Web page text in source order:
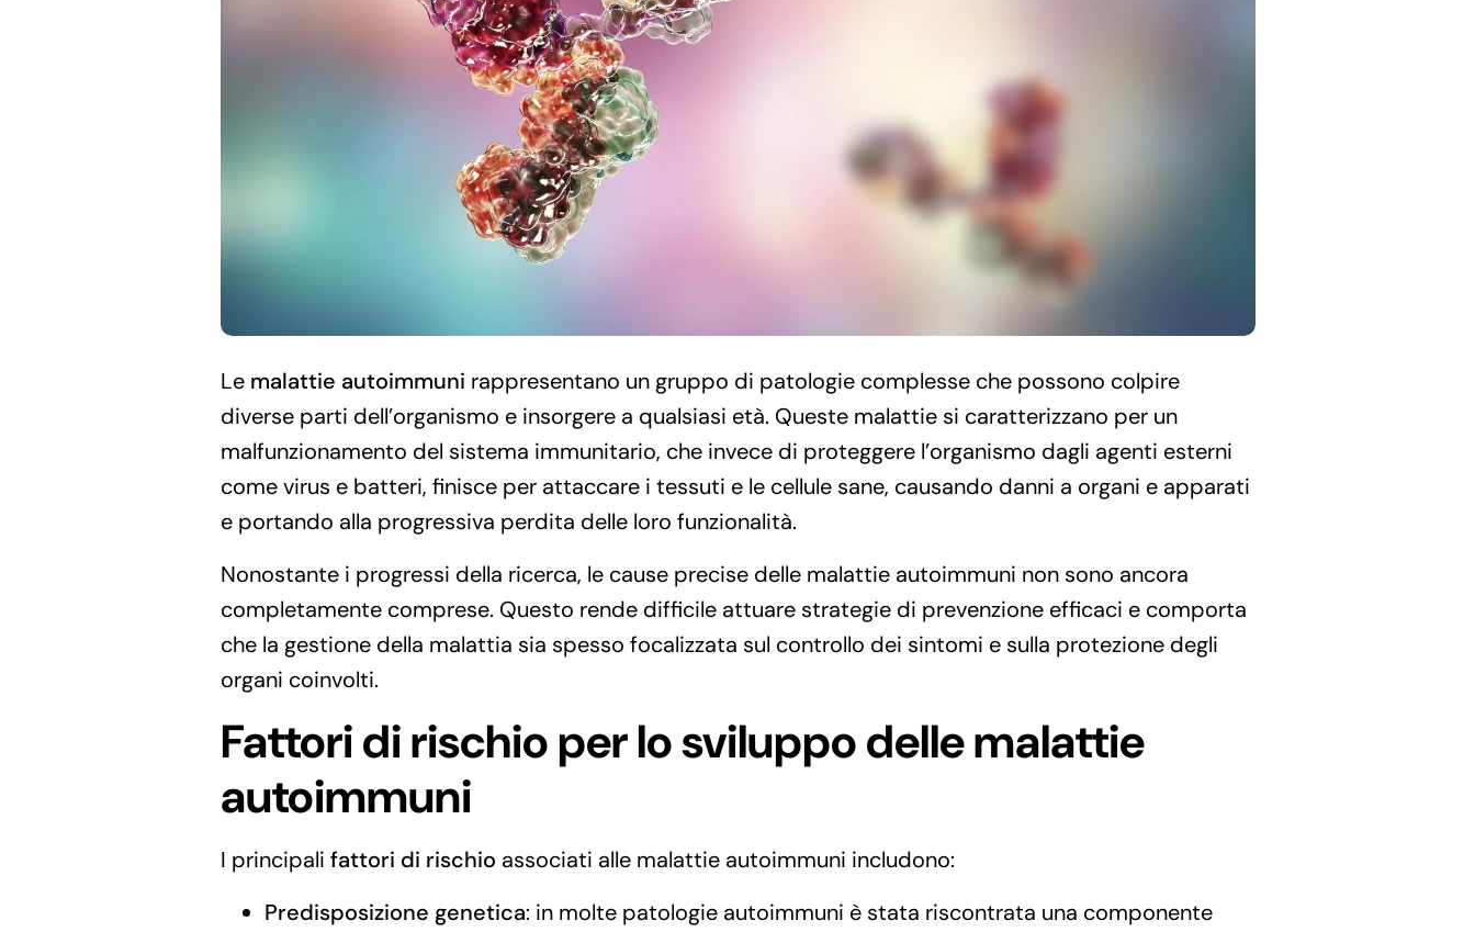
Le malattie autoimmuni rappresentano un gruppo di patologie complesse che possono colpire
diverse parti dell’organismo e insorgere a qualsiasi età. Queste malattie si caratterizzano per un
malfunzionamento del sistema immunitario, che invece di proteggere l’organismo dagli agenti esterni
come virus e batteri, finisce per attaccare i tessuti e le cellule sane, causando danni a organi e apparati
e portando alla progressiva perdita delle loro funzionalità.
Nonostante i progressi della ricerca, le cause precise delle malattie autoimmuni non sono ancora
completamente comprese. Questo rende difficile attuare strategie di prevenzione efficaci e comporta
che la gestione della malattia sia spesso focalizzata sul controllo dei sintomi e sulla protezione degli
organi coinvolti.
Fattori di rischio per lo sviluppo delle malattie
autoimmuni
I principali fattori di rischio associati alle malattie autoimmuni includono:
Predisposizione genetica: in molte patologie autoimmuni è stata riscontrata una componente